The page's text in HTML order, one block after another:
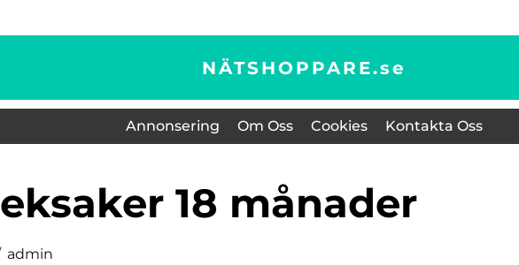
NÄTSHOPPARE.se
Annonsering Om Oss Cookies Kontakta Oss
leksaker 18 månader
admin